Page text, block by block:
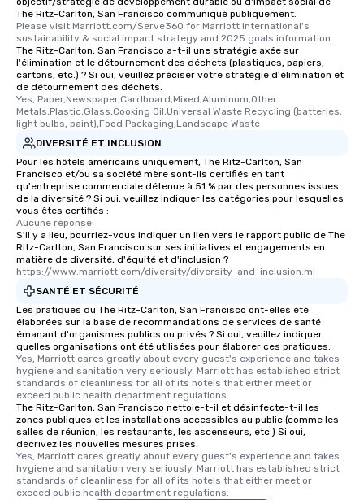
The Ritz-Carlton, San Francisco communiqué publiquement.
Please visit Marriott.com/Serve360 for Marriott International's
sustainability & social impact strategy and 2025 goals information.
The Ritz-Carlton, San Francisco a-t-il une stratégie axée sur
l'élimination et le détournement des déchets (plastiques, papiers,
cartons, etc.) ? Si oui, veuillez préciser votre stratégie d'élimination et
de détournement des déchets.
Yes, Paper,Newspaper,Cardboard,Mixed,Aluminum,Other
Metals,Plastic,Glass,Cooking Oil,Universal Waste Recycling (batteries,
light bulbs, paint),Food Packaging,Landscape Waste
DIVERSITÉ ET INCLUSION
Pour les hôtels américains uniquement, The Ritz-Carlton, San
Francisco et/ou sa société mère sont-ils certifiés en tant
qu'entreprise commerciale détenue à 51 % par des personnes issues
de la diversité ? Si oui, veuillez indiquer les catégories pour lesquelles
vous êtes certifiés :
Aucune réponse.
S'il y a lieu, pourriez-vous indiquer un lien vers le rapport public de The
Ritz-Carlton, San Francisco sur ses initiatives et engagements en
matière de diversité, d'équité et d'inclusion ?
https://www.marriott.com/diversity/diversity-and-inclusion.mi
SANTÉ ET SÉCURITÉ
Les pratiques du The Ritz-Carlton, San Francisco ont-elles été
élaborées sur la base de recommandations de services de santé
émanant d'organismes publics ou privés ? Si oui, veuillez indiquer
quelles organisations ont été utilisées pour élaborer ces pratiques.
Yes, Marriott cares greatly about every guest's experience and takes
hygiene and sanitation very seriously. Marriott has established strict
standards of cleanliness for all of its hotels that either meet or
exceed public health department regulations.
The Ritz-Carlton, San Francisco nettoie-t-il et désinfecte-t-il les
zones publiques et les installations accessibles au public (comme les
salles de réunion, les restaurants, les ascenseurs, etc.) Si oui,
décrivez les nouvelles mesures prises.
Yes, Marriott cares greatly about every guest's experience and takes
hygiene and sanitation very seriously. Marriott has established strict
standards of cleanliness for all of its hotels that either meet or
exceed public health department regulations.